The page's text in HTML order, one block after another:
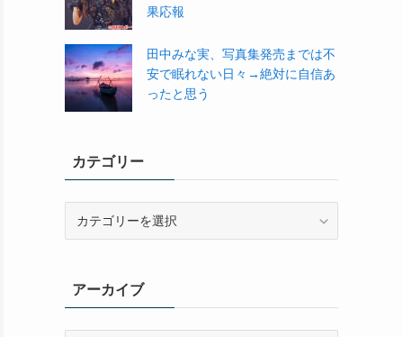
果応報
田中みな実、写真集発売までは不
安で眠れない日々→絶対に自信あ
ったと思う
カテゴリー
ーアーカイブ